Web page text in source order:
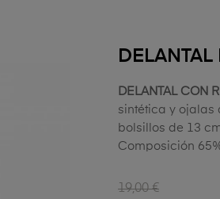
DELANTAL
DELANTAL CON
sintética y ojalas
bolsillos de 13
Composición
19,00 €